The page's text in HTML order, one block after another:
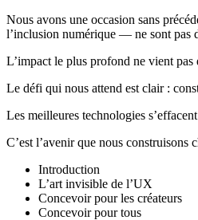
Nous avons une occasion sans
l’inclusion numérique — ne sont pas
L’impact le plus profond ne vient
Le défi qui nous attend est clair :
Les meilleures technologies
C’est l’avenir que nous construisons
Introduction
L’art invisible de l’UX
Concevoir pour les créateurs
Concevoir pour tous